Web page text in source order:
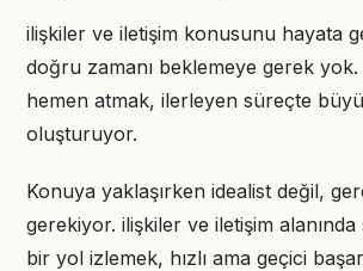
ilişkiler ve iletişim konusunu hayata
doğru zamanı beklemeye gerek
hemen atmak, ilerleyen süreçte
oluşturuyor.
Konuya yaklaşırken idealist değil,
gerekiyor. ilişkiler ve iletişim
bir yol izlemek, hızlı ama geçici